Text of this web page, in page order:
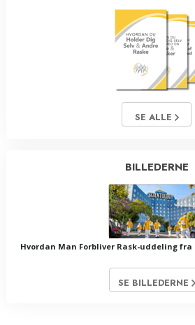
SE ALLE
BILLEDERNE
Hvordan Man Forbliver Rask-uddeling
SE BILLEDERNE